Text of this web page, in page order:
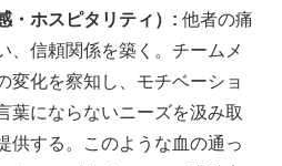
・ホスピタリティ）: 他者の痛
、信頼関係を築く。チームメ
変化を察知し、モチベーショ
葉にならないニーズを汲み取
供する。このような血の通っ